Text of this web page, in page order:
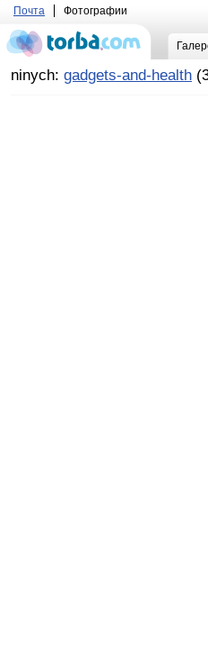
Почта Фотографии
ninych: gadgets-and-health